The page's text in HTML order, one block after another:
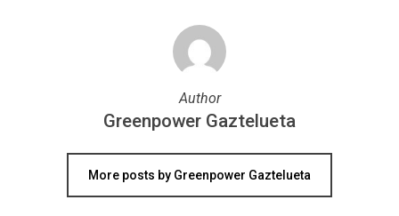
Author
Greenpower Gaztelueta
More posts by Greenpower Gaztelueta